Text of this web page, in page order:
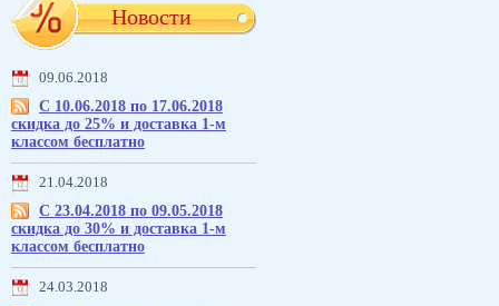
Новости
09.06.2018
С 10.06.2018 по 17.06.2018
скидка до 25% и доставка 1-м
классом бесплатно
21.04.2018
С 23.04.2018 по 09.05.2018
скидка до 30% и доставка 1-м
классом бесплатно
24.03.2018